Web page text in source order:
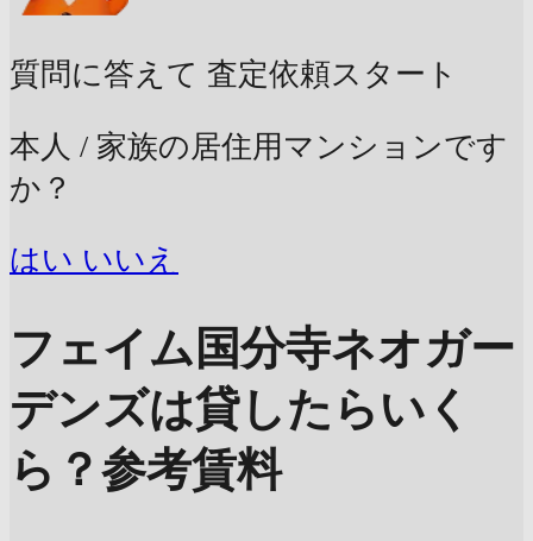
質問に答えて 査定依頼スタート
本人 / 家族の居住用マンションです
か？
はい いいえ
フェイム国分寺ネオガー
デンズは貸したらいく
ら？参考賃料